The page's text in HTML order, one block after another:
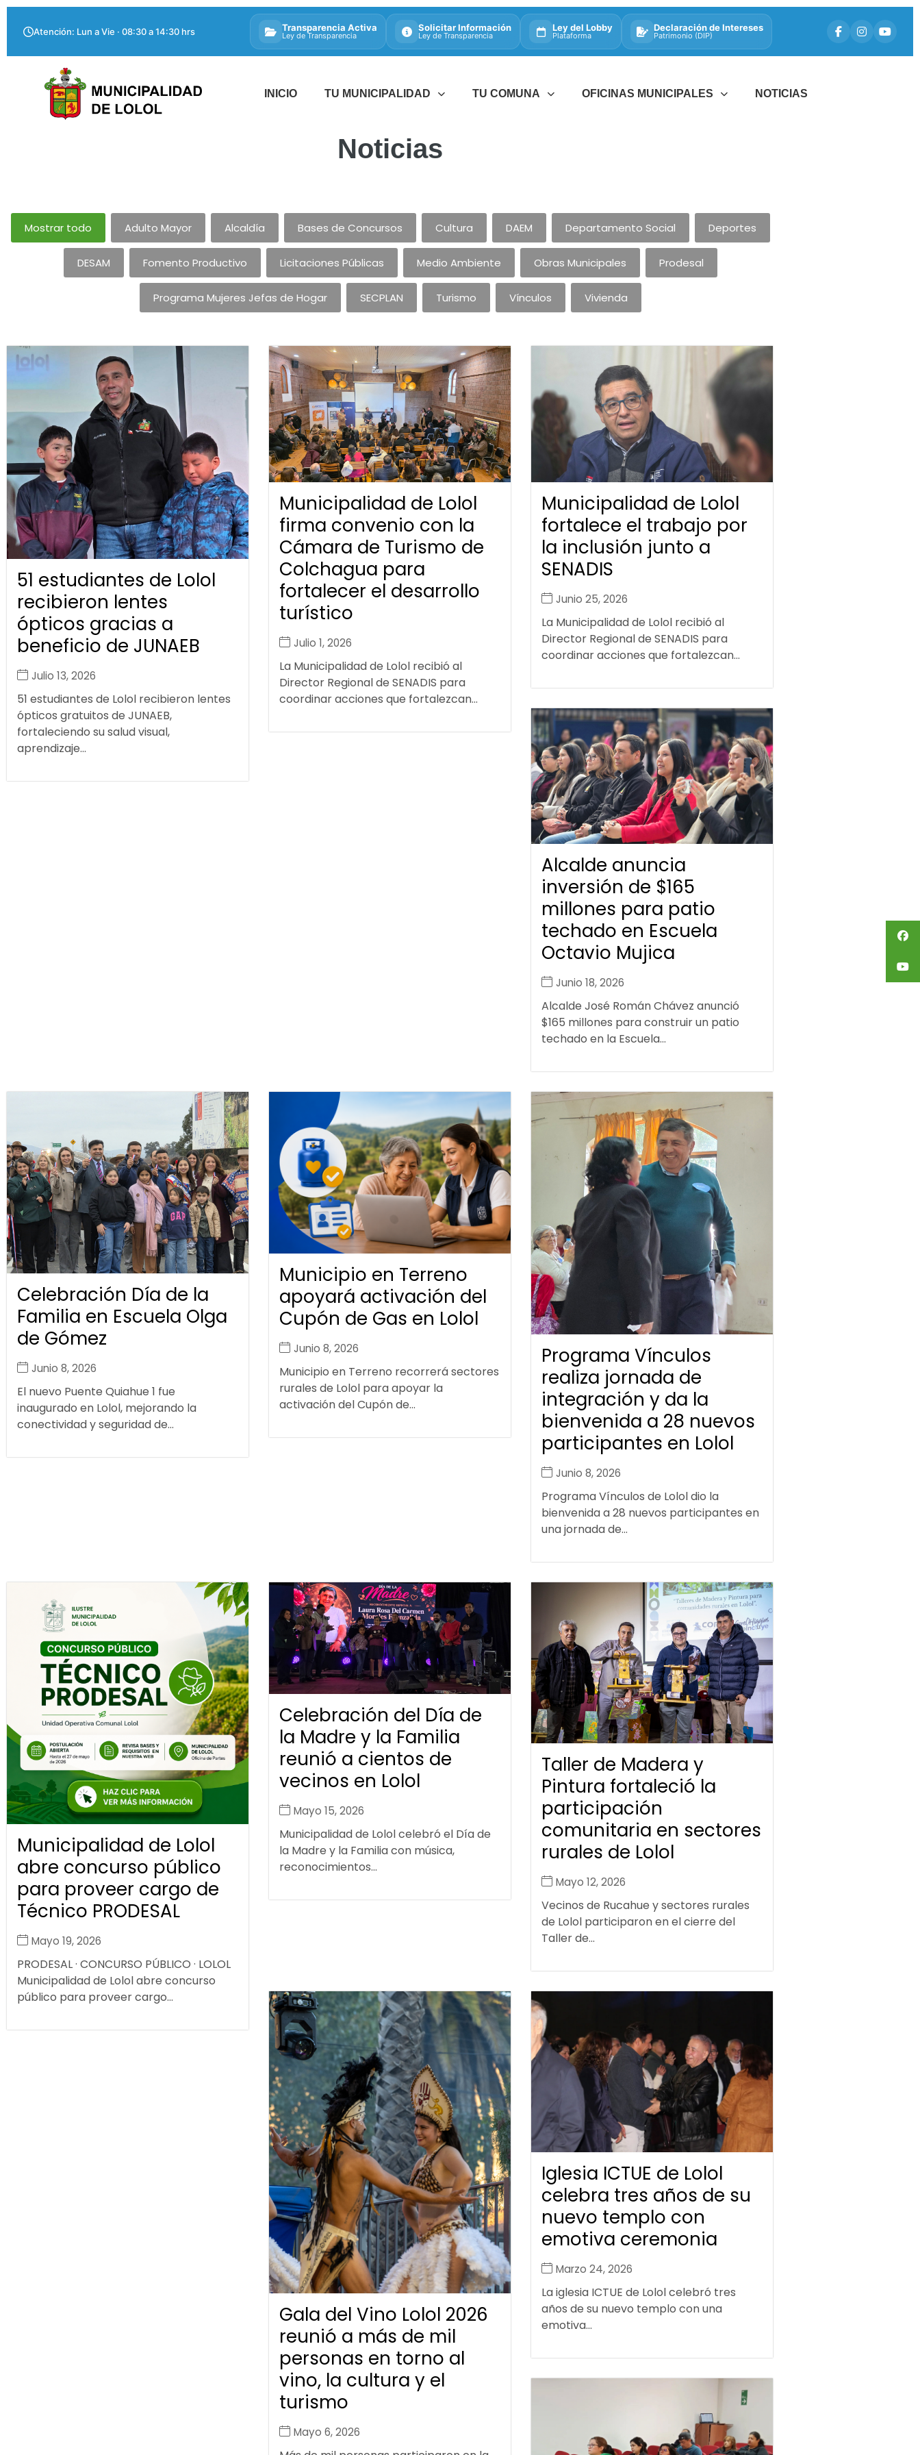
Atención: Lun a Vie · 08:30 a 14:30 hrs Transparencia Activa
Ley de Transparencia
Solicitar Información
Ley de Transparencia
Ley del Lobby
Plataforma
Declaración de Intereses
Patrimonio (DIP)
INICIO TU MUNICIPALIDAD TU COMUNA OFICINAS MUNICIPALES NOTICIAS
Noticias
Mostrar todo Adulto Mayor Alcaldía Bases de Concursos Cultura DAEM Departamento Social Deportes
DESAM Fomento Productivo Licitaciones Públicas Medio Ambiente Obras Municipales Prodesal
Programa Mujeres Jefas de Hogar SECPLAN Turismo Vínculos Vivienda
51 estudiantes de Lolol
recibieron lentes
ópticos gracias a
beneficio de JUNAEB
Julio 13, 2026
51 estudiantes de Lolol recibieron lentes
ópticos gratuitos de JUNAEB,
fortaleciendo su salud visual,
aprendizaje...
Municipalidad de Lolol
firma convenio con la
Cámara de Turismo de
Colchagua para
fortalecer el desarrollo
turístico
Julio 1, 2026
La Municipalidad de Lolol recibió al
Director Regional de SENADIS para
coordinar acciones que fortalezcan...
Municipalidad de Lolol
fortalece el trabajo por
la inclusión junto a
SENADIS
Junio 25, 2026
La Municipalidad de Lolol recibió al
Director Regional de SENADIS para
coordinar acciones que fortalezcan...
Alcalde anuncia
inversión de $165
millones para patio
techado en Escuela
Octavio Mujica
Junio 18, 2026
Alcalde José Román Chávez anunció
$165 millones para construir un patio
techado en la Escuela...
Celebración Día de la
Familia en Escuela Olga
de Gómez
Junio 8, 2026
El nuevo Puente Quiahue 1 fue
inaugurado en Lolol, mejorando la
conectividad y seguridad de...
Municipio en Terreno
apoyará activación del
Cupón de Gas en Lolol
Junio 8, 2026
Municipio en Terreno recorrerá sectores
rurales de Lolol para apoyar la
activación del Cupón de...
Programa Vínculos
realiza jornada de
integración y da la
bienvenida a 28 nuevos
participantes en Lolol
Junio 8, 2026
Programa Vínculos de Lolol dio la
bienvenida a 28 nuevos participantes en
una jornada de...
Municipalidad de Lolol
abre concurso público
para proveer cargo de
Técnico PRODESAL
Mayo 19, 2026
PRODESAL · CONCURSO PÚBLICO · LOLOL
Municipalidad de Lolol abre concurso
público para proveer cargo...
Celebración del Día de
la Madre y la Familia
reunió a cientos de
vecinos en Lolol
Mayo 15, 2026
Municipalidad de Lolol celebró el Día de
la Madre y la Familia con música,
reconocimientos...
Taller de Madera y
Pintura fortaleció la
participación
comunitaria en sectores
rurales de Lolol
Mayo 12, 2026
Vecinos de Rucahue y sectores rurales
de Lolol participaron en el cierre del
Taller de...
Gala del Vino Lolol 2026
reunió a más de mil
personas en torno al
vino, la cultura y el
turismo
Mayo 6, 2026
Iglesia ICTUE de Lolol
celebra tres años de su
nuevo templo con
emotiva ceremonia
Marzo 24, 2026
La iglesia ICTUE de Lolol celebró tres
años de su nuevo templo con una
emotiva...